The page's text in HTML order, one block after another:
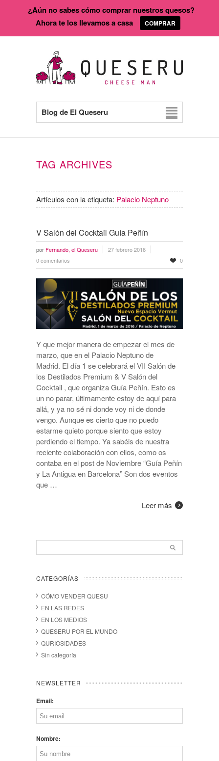
Blog de El Queseru
TAG ARCHIVES
Artículos con la etiqueta: Palacio Neptuno
V Salón del Cocktail Guía Peñín
por Fernando, el Queseru
27 febrero 2016
0 comentarios
0
Y que mejor manera de empezar el mes de
marzo, que en el Palacio Neptuno de
Madrid. El día 1 se celebrará el VII Salón de
los Destilados Premium & V Salón del
Cocktail , que organiza Guía Peñín. Esto es
un no parar, últimamente estoy de aquí para
allá, y ya no sé ni donde voy ni de donde
vengo. Aunque es cierto que no puedo
estarme quieto porque siento que estoy
perdiendo el tiempo. Ya sabéis de nuestra
reciente colaboración con ellos, como os
contaba en el post de Noviembre “Guía Peñín
y La Antigua en Barcelona” Son dos eventos
que …
Leer más
CATEGORÍAS
CÓMO VENDER QUESU
EN LAS REDES
EN LOS MEDIOS
QUESERU POR EL MUNDO
QURIOSIDADES
Sin categoría
NEWSLETTER
Email:
Nombre:
¿Aún no sabes cómo comprar nuestros quesos?
Ahora te los llevamos a casa
COMPRAR